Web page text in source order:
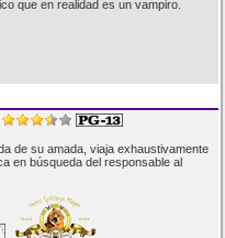
que en realidad es un vampiro.
de su amada, viaja exhaustivamente
en búsqueda del responsable al